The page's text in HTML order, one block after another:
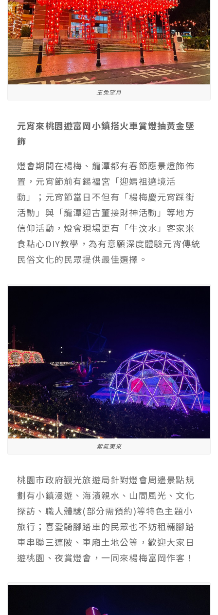
玉兔望月
元宵來桃園遊富岡小鎮搭火車賞燈抽黃金墜
飾
燈會期間在楊梅、龍潭都有春節應景燈飾佈
置，元宵節前有錫福宮「迎媽祖遶境活
動」；元宵節當日不但有「楊梅慶元宵踩街
活動」與「龍潭迎古董接財神活動」等地方
信仰活動，燈會現場更有「牛汶水」客家米
食點心DIY教學，為有意願深度體驗元宵傳統
民俗文化的民眾提供最佳選擇。
紫氣東來
桃園市政府觀光旅遊局針對燈會周邊景點規
劃有小鎮漫遊、海濱親水、山間風光、文化
探訪、職人體驗(部分需預約)等特色主題小
旅行；喜愛騎腳踏車的民眾也不妨租輛腳踏
車串聯三連陂、車廂土地公等，歡迎大家日
遊桃園、夜賞燈會，一同來楊梅富岡作客！